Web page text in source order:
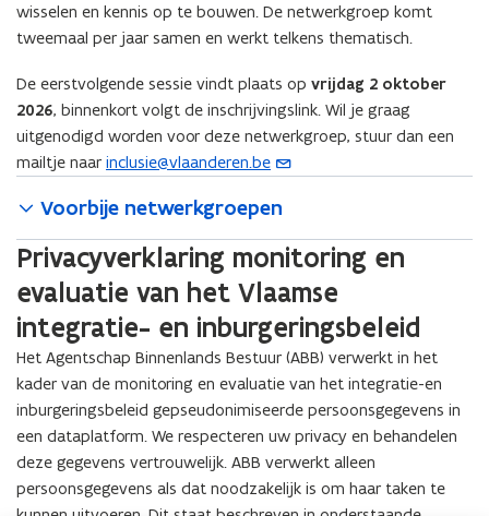
wisselen en kennis op te bouwen. De netwerkgroep komt
tweemaal per jaar samen en werkt telkens thematisch.
De eerstvolgende sessie vindt plaats op vrijdag 2 oktober
2026, binnenkort volgt de inschrijvingslink. Wil je graag
uitgenodigd worden voor deze netwerkgroep, stuur dan een
mailtje naar inclusie@vlaanderen.be
(
p
e
n
t
i
n
w
e
a
Voorbije netwerkgroepen
Privacyverklaring monitoring en
evaluatie van het Vlaamse
integratie- en inburgeringsbeleid
Het Agentschap Binnenlands Bestuur (ABB) verwerkt in het
kader van de monitoring en evaluatie van het integratie-en
inburgeringsbeleid gepseudonimiseerde persoonsgegevens in
een dataplatform. We respecteren uw privacy en behandelen
deze gegevens vertrouwelijk. ABB verwerkt alleen
persoonsgegevens als dat noodzakelijk is om haar taken te